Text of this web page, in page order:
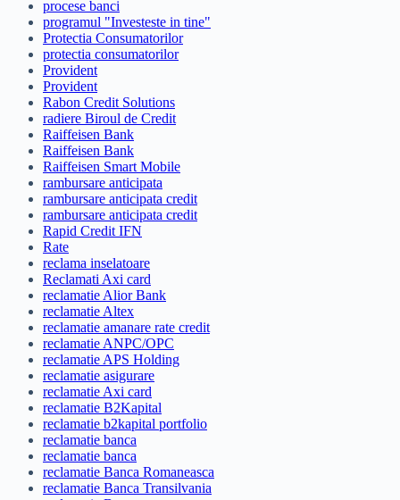
procese banci
programul "Investeste in tine"
Protectia Consumatorilor
protectia consumatorilor
Provident
Provident
Rabon Credit Solutions
radiere Biroul de Credit
Raiffeisen Bank
Raiffeisen Bank
Raiffeisen Smart Mobile
rambursare anticipata
rambursare anticipata credit
rambursare anticipata credit
Rapid Credit IFN
Rate
reclama inselatoare
Reclamati Axi card
reclamatie Alior Bank
reclamatie Altex
reclamatie amanare rate credit
reclamatie ANPC/OPC
reclamatie APS Holding
reclamatie asigurare
reclamatie Axi card
reclamatie B2Kapital
reclamatie b2kapital portfolio
reclamatie banca
reclamatie banca
reclamatie Banca Romaneasca
reclamatie Banca Transilvania